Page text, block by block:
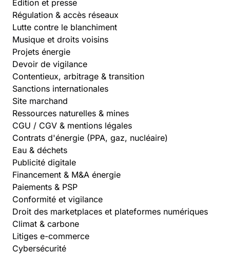
Édition et presse
Régulation & accès réseaux
Lutte contre le blanchiment
Musique et droits voisins
Projets énergie
Devoir de vigilance
Contentieux, arbitrage & transition
Sanctions internationales
Site marchand
Ressources naturelles & mines
CGU / CGV & mentions légales
Contrats d'énergie (PPA, gaz, nucléaire)
Eau & déchets
Publicité digitale
Financement & M&A énergie
Paiements & PSP
Conformité et vigilance
Droit des marketplaces et plateformes numériques
Climat & carbone
Litiges e-commerce
Cybersécurité